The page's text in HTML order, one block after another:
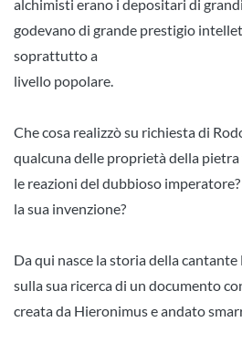
alchimisti erano i depositari di
godevano di grande prestigio
soprattutto a
livello popolare.
Che cosa realizzò su richiesta di
qualcuna delle proprietà della
le reazioni del dubbioso
la sua invenzione?
Da qui nasce la storia della
sulla sua ricerca di un documento
creata da Hieronimus e andato